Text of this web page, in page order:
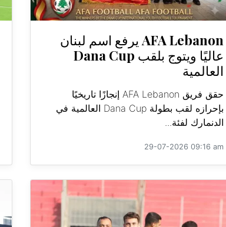
AFA Lebanon يرفع اسم لبنان
عاليًا ويتوج بلقب Dana Cup
العالمية
حقق فريق AFA Lebanon إنجازًا تاريخيًا
بإحرازه لقب بطولة Dana Cup العالمية في
الدنمارك لفئة...
29-07-2026 09:16 am